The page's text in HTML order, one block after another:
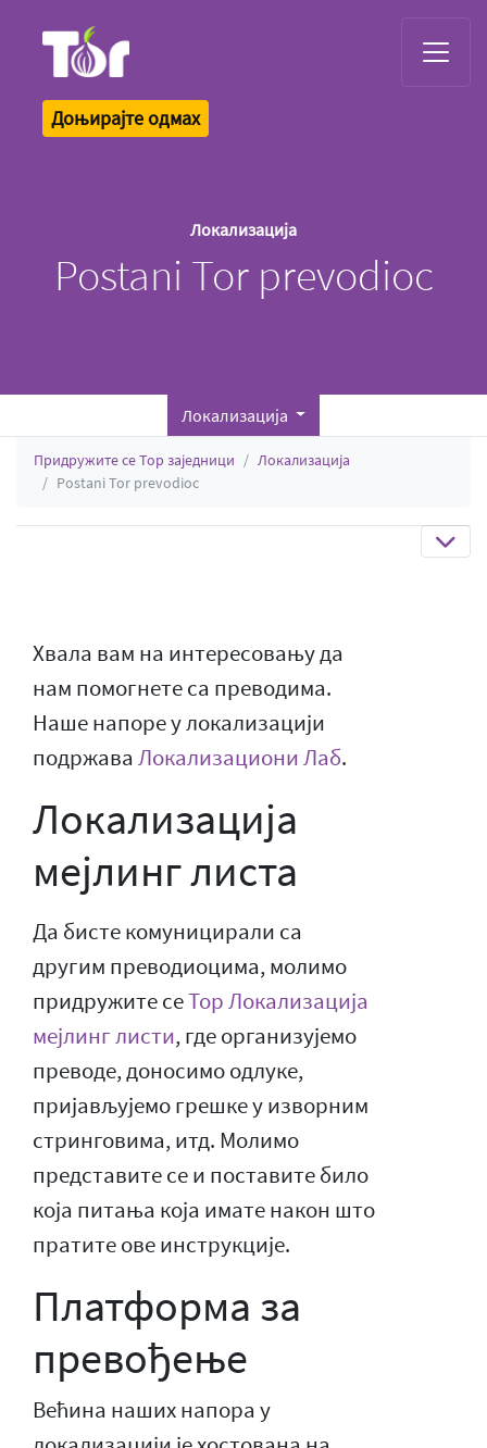
Доњирајте одмах
Локализација
Postani Tor prevodioc
Локализација
Придружите се Тор заједници
Локализација
Postani Tor prevodioc
Хвала вам на интересовању да
нам помогнете са преводима.
Наше напоре у локализацији
подржава Локализациони Лаб.
Локализација
мејлинг листа
Да бисте комуницирали са
другим преводиоцима, молимо
придружите сеТор Локализација
мејлинг листи, где организујемо
преводе, доносимо одлуке,
пријављујемо грешке у изворним
стринговима, итд. Молимо
представите се и поставите било
која питања која имате након што
пратите ове инструкције.
Платформа за
превођење
Већина наших напора у